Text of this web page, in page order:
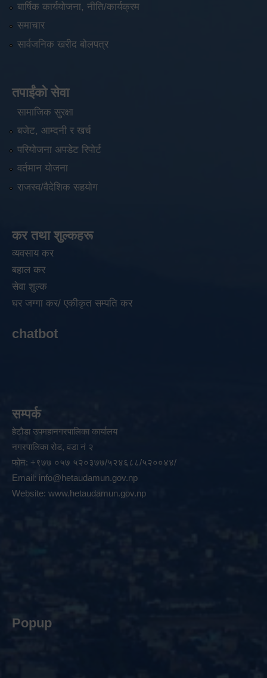
बार्षिक कार्ययोजना, नीति/कार्यक्रम
समाचार
सार्वजनिक खरीद बोलपत्र
तपाईंको सेवा
सामाजिक सुरक्षा
बजेट, आम्दनी र खर्च
परियोजना अपडेट रिपोर्ट
वर्तमान योजना
राजस्व/वैदेशिक सहयोग
कर तथा शुल्कहरू
व्यवसाय कर
बहाल कर
सेवा शुल्क
घर जग्गा कर/ एकीकृत सम्पति कर
chatbot
सम्पर्क
हेटौडा उपमहानगरपालिका कार्यालय
नगरपालिका रोड, वडा नं २
फोन: +९७७ ०५७ ५२०३७७/५२४६८८/५२००४४/
Email: info@hetaudamun.gov.np
Website: www.hetaudamun.gov.np
Popup